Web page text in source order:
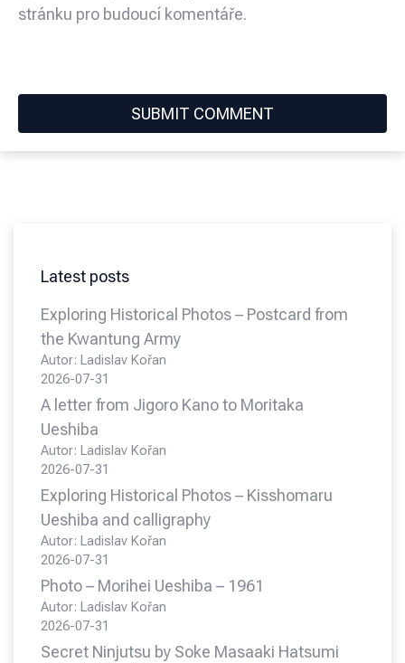
stránku pro budoucí komentáře.
Latest posts
Exploring Historical Photos – Postcard from
the Kwantung Army
Autor: Ladislav Kořan
2026-07-31
A letter from Jigoro Kano to Moritaka
Ueshiba
Autor: Ladislav Kořan
2026-07-31
Exploring Historical Photos – Kisshomaru
Ueshiba and calligraphy
Autor: Ladislav Kořan
2026-07-31
Photo – Morihei Ueshiba – 1961
Autor: Ladislav Kořan
2026-07-31
Secret Ninjutsu by Soke Masaaki Hatsumi